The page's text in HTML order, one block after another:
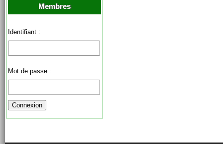
Membres
Identifiant :
Mot de passe :